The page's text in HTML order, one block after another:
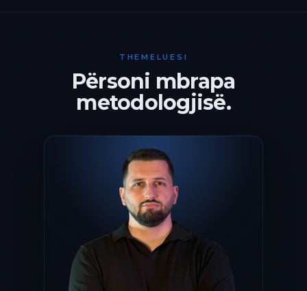
THEMELUESI
Përsoni mbrapa
metodologjisë.